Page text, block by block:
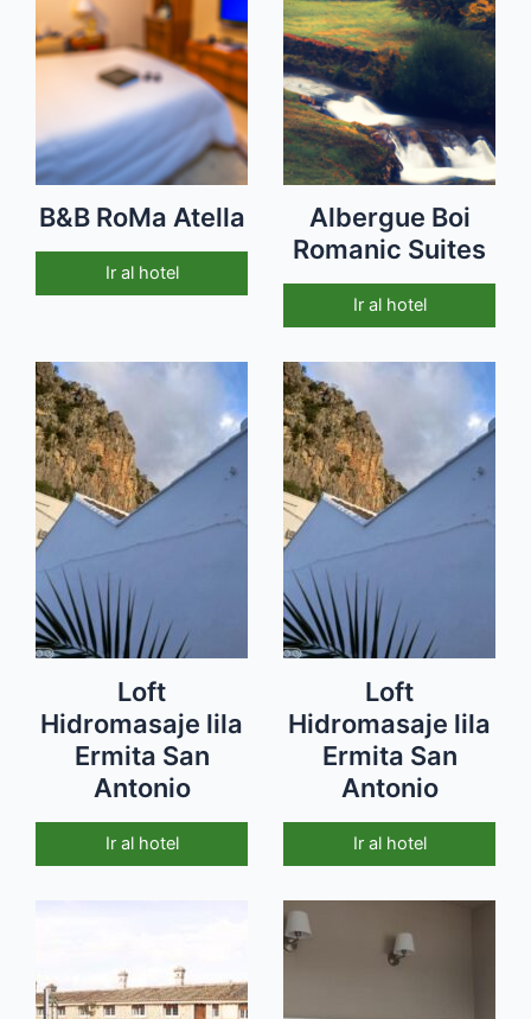
B&B RoMa Atella
Ir al hotel
Albergue Boi
Romanic Suites
Ir al hotel
Loft
Hidromasaje lila
Ermita San
Antonio
Ir al hotel
Loft
Hidromasaje lila
Ermita San
Antonio
Ir al hotel